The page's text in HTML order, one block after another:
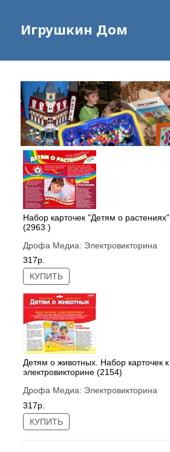
Игрушкин Дом
Набор карточек "Детям о растениях"
(2963 )
Дрофа Медиа: Электровикторина
317р.
КУПИТЬ
Детям о животных. Набор карточек к
электровикторине (2154)
Дрофа Медиа: Электровикторина
317р.
КУПИТЬ